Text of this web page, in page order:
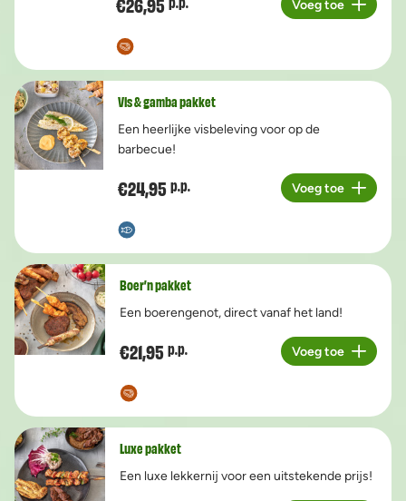
Aantal
Voeg toe
Vis & gamba pakket
Een heerlijke visbeleving voor op de
barbecue!
€24,95 p.p.
Aantal
Voeg toe
Boer’n pakket
Een boerengenot, direct vanaf het land!
€21,95 p.p.
Aantal
Voeg toe
Luxe pakket
Een luxe lekkernij voor een uitstekende prijs!